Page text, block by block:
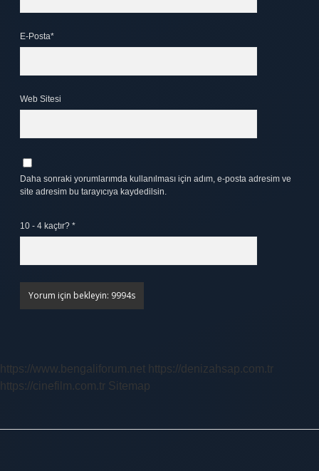
E-Posta*
Web Sitesi
Daha sonraki yorumlarımda kullanılması için adım, e-posta adresim ve
site adresim bu tarayıcıya kaydedilsin.
10 - 4 kaçtır? *
https://www.bengaliforum.net https://denizahsap.com.tr
https://cinefilm.com.tr Sitemap